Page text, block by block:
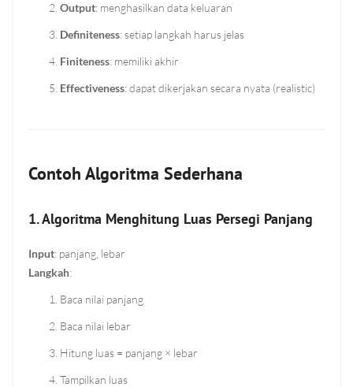
Output: menghasilkan data keluaran
Definiteness: setiap langkah harus jelas
Finiteness: memiliki akhir
Effectiveness: dapat dikerjakan secara nyata (realistic)
Contoh Algoritma Sederhana
1. Algoritma Menghitung Luas Persegi Panjang
Input: panjang, lebar
Langkah:
Baca nilai panjang
Baca nilai lebar
Hitung luas = panjang × lebar
Tampilkan luas